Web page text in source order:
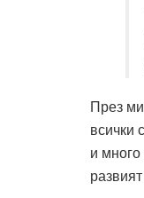
През
всички
и много